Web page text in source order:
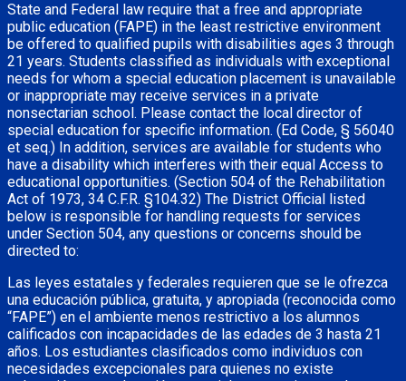
State and Federal law require that a free and appropriate
public education (FAPE) in the least restrictive environment
be offered to qualified pupils with disabilities ages 3 through
21 years. Students classified as individuals with exceptional
needs for whom a special education placement is unavailable
or inappropriate may receive services in a private
nonsectarian school. Please contact the local director of
special education for specific information. (Ed Code, § 56040
et seq.) In addition, services are available for students who
have a disability which interferes with their equal Access to
educational opportunities. (Section 504 of the Rehabilitation
Act of 1973, 34 C.F.R. §104.32) The District Official listed
below is responsible for handling requests for services
under Section 504, any questions or concerns should be
directed to:
Las leyes estatales y federales requieren que se le ofrezca
una educación pública, gratuita, y apropiada (reconocida como
“FAPE”) en el ambiente menos restrictivo a los alumnos
calificados con incapacidades de las edades de 3 hasta 21
años. Los estudiantes clasificados como individuos con
necesidades excepcionales para quienes no existe